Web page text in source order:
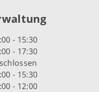
- 15:30
- 17:30
- 15:30
- 12:00